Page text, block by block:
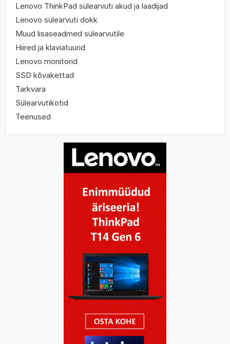
Lenovo ThinkPad sülearvuti akud ja laadijad
Lenovo sülearvuti dokk
Muud lisaseadmed sülearvutile
Hiired ja klaviatuurid
Lenovo monitorid
SSD kõvakettad
Tarkvara
Sülearvutikotid
Teenused